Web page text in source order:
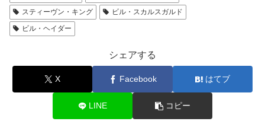
スティーヴン・キング
ビル・スカルスガルド
ビル・ヘイダー
シェアする
X Facebook はてブ
LINE コピー